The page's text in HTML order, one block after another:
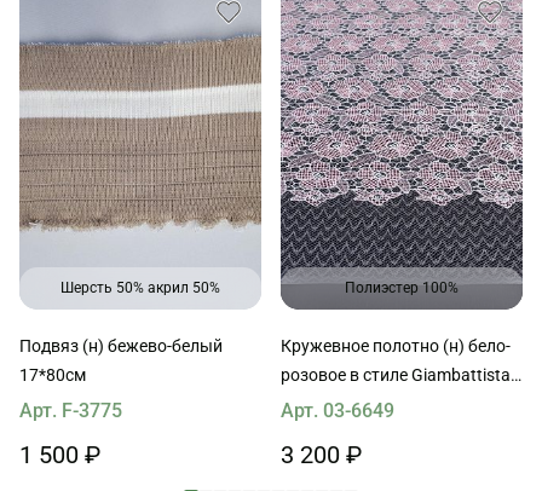
Шерсть 50% акрил 50%
Подвяз (н) бежево-белый
17*80см
Арт. F-3775
1 500 ₽
Полиэстер 100%
Кружевное полотно (н) бело-
розовое в стиле Giambattista
Valli
Арт. 03-6649
3 200 ₽